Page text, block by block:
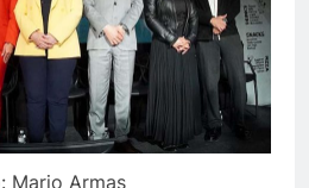
Mario Armas